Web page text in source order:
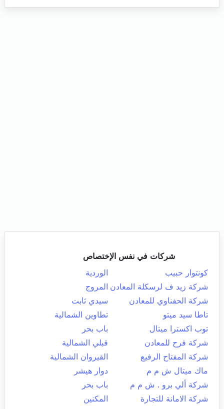
شركات في نفس الإختصاص
كونتوار حبيب
الوردية
شركة زيد ف لرسكلة المعادن المروج
شركة الحفناوي للمعادن
سيدي ثابت
تاطا سيد ميتو
تطاوين الشمالية
توب اكسترا ميتال
باب بحر
شركة فرح للمعادن
قبلي الشمالية
شركة المفتاح الرفيع
القيروان الشمالية
ماك ميتال ش م م
دوار هيشر
شركة ألي برو . ش م م
باب بحر
شركة الامانة للتجارة
المكنين